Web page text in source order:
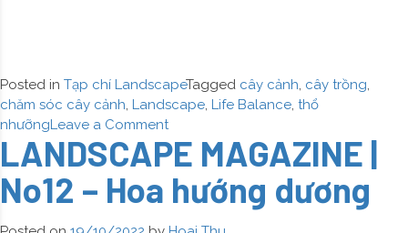
Posted in Tạp chí LandscapeTagged cây cảnh, cây trồng,
chăm sóc cây cảnh, Landscape, Life Balance, thổ
nhưỡngLeave a Commenton
LANDSCAPE
MAGAZINE
No13
–
LANDSCAPE MAGAZINE |
No12 – Hoa hướng dương